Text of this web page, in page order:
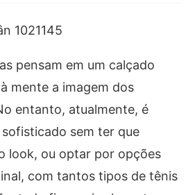
pensam em um calçado
mente a imagem dos
entanto, atualmente, é
sem ter que
look, ou optar por opções
com tantos tipos de tênis